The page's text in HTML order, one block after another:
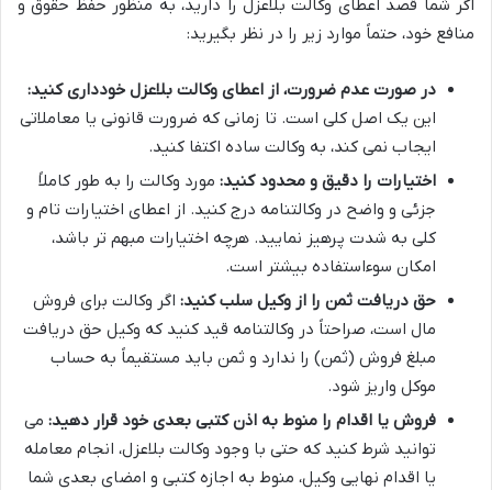
اگر شما قصد اعطای وکالت بلاعزل را دارید، به منظور حفظ حقوق و
منافع خود، حتماً موارد زیر را در نظر بگیرید:
در صورت عدم ضرورت، از اعطای وکالت بلاعزل خودداری کنید:
این یک اصل کلی است. تا زمانی که ضرورت قانونی یا معاملاتی
ایجاب نمی کند، به وکالت ساده اکتفا کنید.
اختیارات را دقیق و محدود کنید: مورد وکالت را به طور کاملاً
جزئی و واضح در وکالتنامه درج کنید. از اعطای اختیارات تام و
کلی به شدت پرهیز نمایید. هرچه اختیارات مبهم تر باشد،
امکان سوءاستفاده بیشتر است.
حق دریافت ثمن را از وکیل سلب کنید: اگر وکالت برای فروش
مال است، صراحتاً در وکالتنامه قید کنید که وکیل حق دریافت
مبلغ فروش (ثمن) را ندارد و ثمن باید مستقیماً به حساب
موکل واریز شود.
فروش یا اقدام را منوط به اذن کتبی بعدی خود قرار دهید: می
توانید شرط کنید که حتی با وجود وکالت بلاعزل، انجام معامله
یا اقدام نهایی وکیل، منوط به اجازه کتبی و امضای بعدی شما